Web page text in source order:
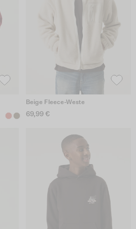
Beige Fleece-Weste
69,99 €